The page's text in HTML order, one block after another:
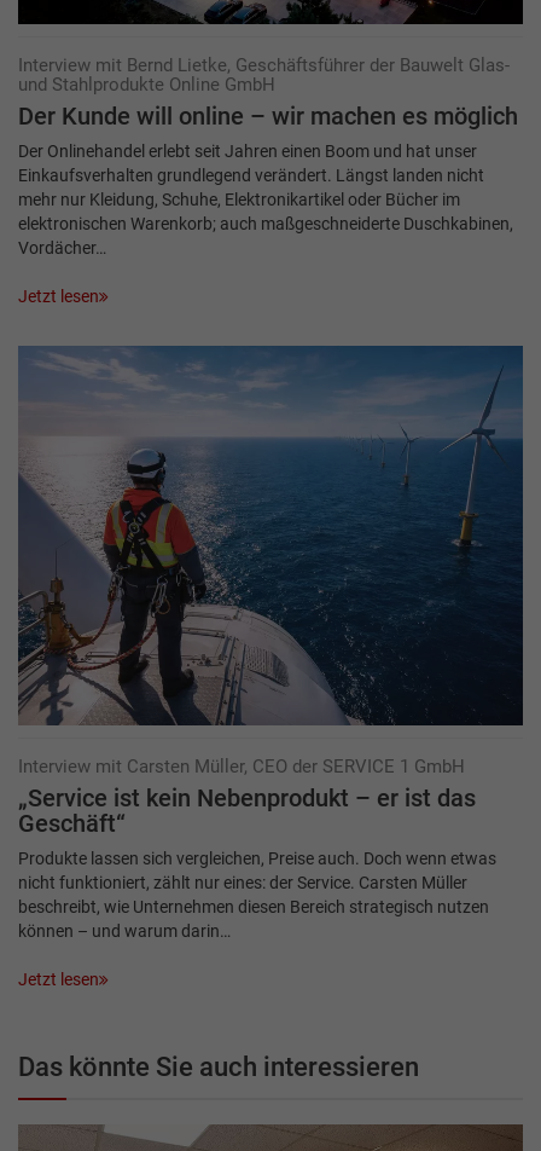
Interview mit Bernd Lietke, Geschäftsführer der Bauwelt Glas-
und Stahlprodukte Online GmbH
Der Kunde will online – wir machen es möglich
Der Onlinehandel erlebt seit Jahren einen Boom und hat unser
Einkaufsverhalten grundlegend verändert. Längst landen nicht
mehr nur Kleidung, Schuhe, Elektronikartikel oder Bücher im
elektronischen Warenkorb; auch maßgeschneiderte Duschkabinen,
Vordächer…
Jetzt lesen
Interview mit Carsten Müller, CEO der SERVICE 1 GmbH
„Service ist kein Nebenprodukt – er ist das
Geschäft“
Produkte lassen sich vergleichen, Preise auch. Doch wenn etwas
nicht funktioniert, zählt nur eines: der Service. Carsten Müller
beschreibt, wie Unternehmen diesen Bereich strategisch nutzen
können – und warum darin…
Jetzt lesen
Das könnte Sie auch interessieren